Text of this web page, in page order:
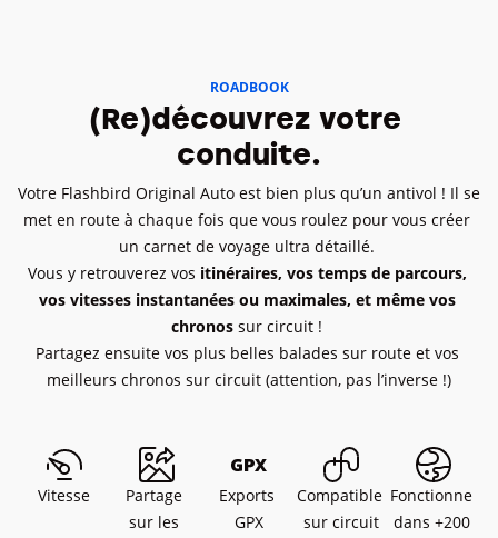
ROADBOOK
(Re)découvrez votre
conduite.
Votre Flashbird Original Auto est bien plus qu’un antivol ! Il se
met en route à chaque fois que vous roulez pour vous créer
un carnet de voyage ultra détaillé.
Vous y retrouverez vos itinéraires, vos temps de parcours,
vos vitesses instantanées ou maximales, et même vos
chronos sur circuit !
Partagez ensuite vos plus belles balades sur route et vos
meilleurs chronos sur circuit (attention, pas l’inverse !)
Vitesse
Partage
sur les
Exports
GPX
Compatible
sur circuit
Fonctionne
dans +200